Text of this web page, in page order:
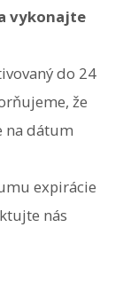
vykonajte
do 24
že
na dátum
expirácie
nás